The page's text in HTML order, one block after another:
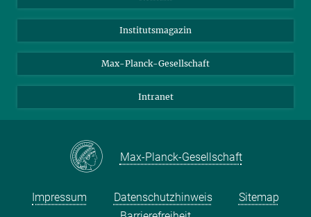
Schulen
Studierende
Facebook
YouTube
Institutsmagazin
Max-Planck-Gesellschaft
Intranet
Max-Planck-Gesellschaft
Impressum Datenschutzhinweis
Sitemap